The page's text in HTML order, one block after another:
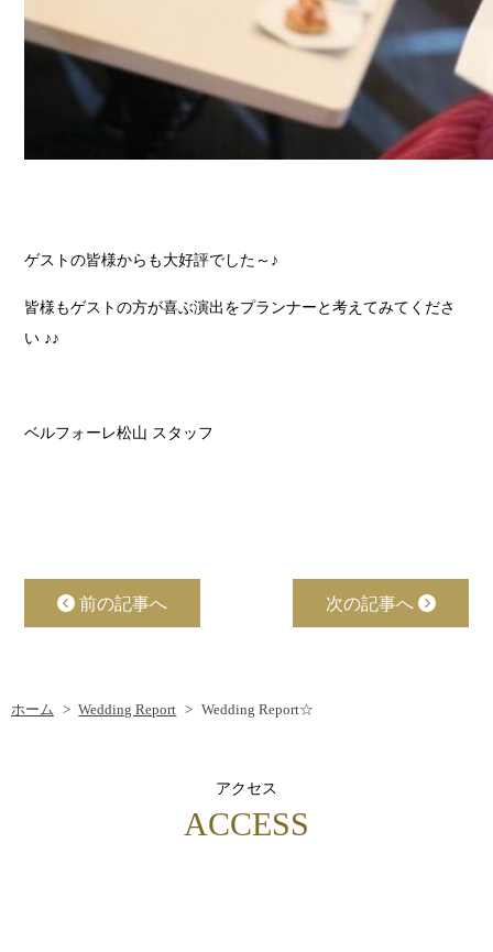
ゲストの皆様からも大好評でした～♪
皆様もゲストの方が喜ぶ演出をプランナーと考えてみてくださ
い ♪♪
ベルフォーレ松山 スタッフ
前の記事へ 次の記事へ
ホーム Wedding Report Wedding Report☆
アクセス
ACCESS